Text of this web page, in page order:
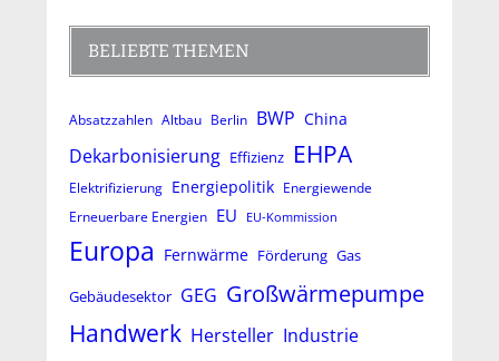
BELIEBTE THEMEN
Absatzzahlen Altbau Berlin BWP China
Dekarbonisierung Effizienz EHPA
Elektrifizierung Energiepolitik Energiewende
Erneuerbare Energien EU EU-Kommission
Europa Fernwärme Förderung Gas
Gebäudesektor GEG Großwärmepumpe
Handwerk Hersteller Industrie